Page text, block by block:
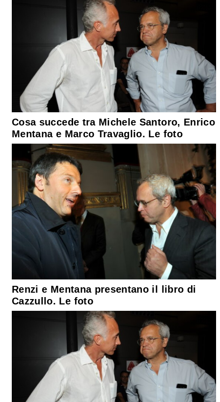
Cosa succede tra Michele Santoro, Enrico
Mentana e Marco Travaglio. Le foto
Renzi e Mentana presentano il libro di
Cazzullo. Le foto